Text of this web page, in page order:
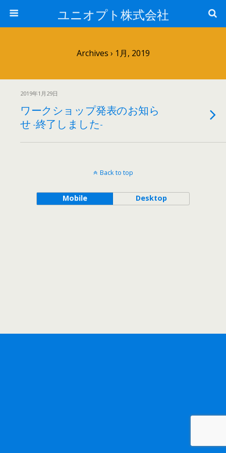
ユニオプト株式会社
Archives › 1月, 2019
2019年1月29日
ワークショップ発表のお知ら
せ -終了しました-
Back to top
Mobile Desktop